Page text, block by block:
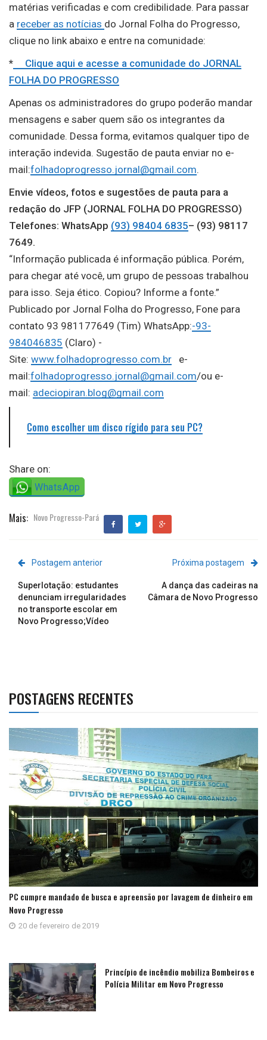
matérias verificadas e com credibilidade. Para passar
a receber as notícias do Jornal Folha do Progresso,
clique no link abaixo e entre na comunidade:
* Clique aqui e acesse a comunidade do JORNAL
FOLHA DO PROGRESSO
Apenas os administradores do grupo poderão mandar
mensagens e saber quem são os integrantes da
comunidade. Dessa forma, evitamos qualquer tipo de
interação indevida. Sugestão de pauta enviar no e-
mail:folhadoprogresso.jornal@gmail.com.
Envie vídeos, fotos e sugestões de pauta para a
redação do JFP (JORNAL FOLHA DO PROGRESSO)
Telefones: WhatsApp (93) 98404 6835– (93) 98117
7649.
“Informação publicada é informação pública. Porém,
para chegar até você, um grupo de pessoas trabalhou
para isso. Seja ético. Copiou? Informe a fonte.”
Publicado por Jornal Folha do Progresso, Fone para
contato 93 981177649 (Tim) WhatsApp:-93-
984046835 (Claro) -
Site: www.folhadoprogresso.com.br e-
mail:folhadoprogresso.jornal@gmail.com/ou e-
mail: adeciopiran.blog@gmail.com
Como escolher um disco rígido para seu PC?
Share on:
WhatsApp
Mais: Novo Progresso-Pará
Postagem anterior
Superlotação: estudantes
denunciam irregularidades
no transporte escolar em
Novo Progresso;Vídeo
Próxima postagem
A dança das cadeiras na
Câmara de Novo Progresso
POSTAGENS RECENTES
PC cumpre mandado de busca e apreensão por lavagem de dinheiro em
Novo Progresso
20 de fevereiro de 2019
Princípio de incêndio mobiliza Bombeiros e
Polícia Militar em Novo Progresso